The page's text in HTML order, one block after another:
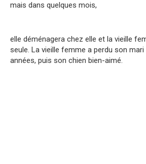
mais dans quelques mois,
elle déménagera chez elle et la vieille
seule. La vieille femme a perdu son mari
années, puis son chien bien-aimé.